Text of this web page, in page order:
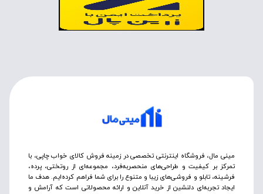
مینی مال، فروشگاه اینترنتی تخصصی در زمینه فروش کالای خواب چاپی، با
تمرکز بر کیفیت و طراحی‌های منحصربه‌فرد، مجموعه‌ای از روتختی‌، پرده،
فرشینه، تابلو و فروشی‌های زیبا و متنوع را برای شما فراهم کرده‌ایم. هدف ما
ایجاد تجربه‌ای دلنشین از خرید آنلاین و ارائه محصولاتی است که آرامش و